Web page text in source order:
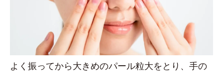
よく振ってから大きめのパール粒大をとり、手の